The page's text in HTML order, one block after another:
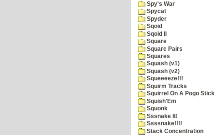
Spy's War
Spycat
Spyder
Sqoid
Sqoid II
Square
Square Pairs
Squares
Squash (v1)
Squash (v2)
Squeeeeze!!!
Squirm Tracks
Squirrel On A Pogo Stick
Squish'Em
Squonk
Sssnake It!
Ssssnake!!!!
Stack Concentration